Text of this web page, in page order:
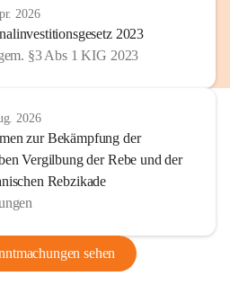
2026
2023
§3 Abs 1 KIG 2023
2026
zur Bekämpfung der
Vergilbung der Rebe und der
Rebzikade
sehen